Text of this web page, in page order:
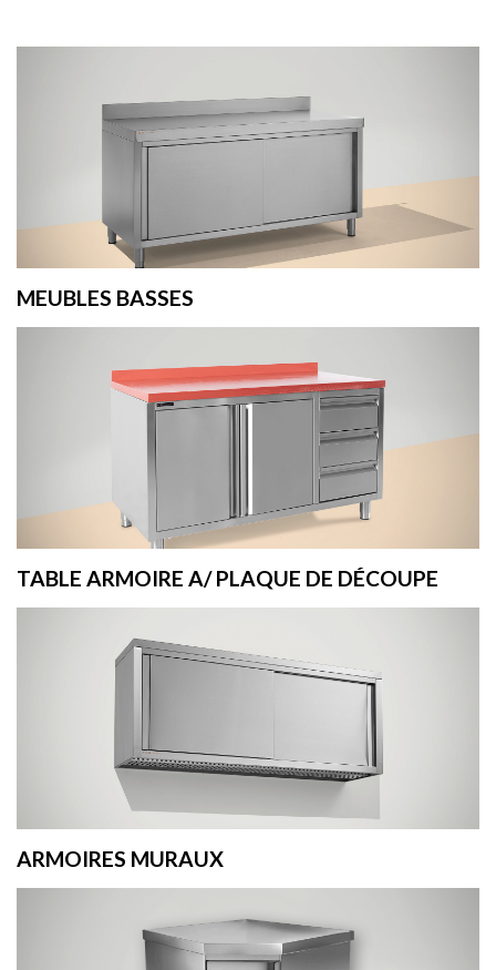
MEUBLES BASSES
TABLE ARMOIRE A/ PLAQUE DE DÉCOUPE
ARMOIRES MURAUX